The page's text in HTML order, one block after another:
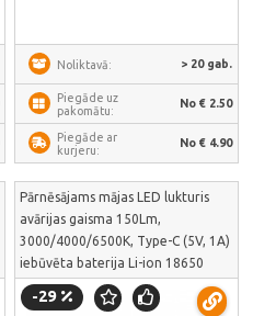
Noliktavā: > 20 gab.
Piegāde uz
pakomātu:
No € 2.50
Piegāde ar
kurjeru:
No € 4.90
Pārnēsājams mājas LED lukturis
avārijas gaisma 150Lm,
3000/4000/6500K, Type-C (5V, 1A)
iebūvēta baterija Li-ion 18650
2200mAh, VIDEX VL-NL049W-R –
autonoma gaisma elektroapgādes
-29